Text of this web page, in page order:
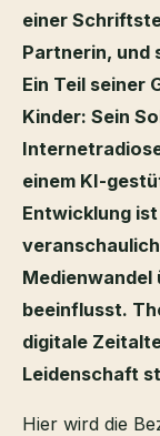
einer
Partnerin, und
Ein Teil seiner
Kinder: Sein
einem KI-
Entwicklung
Medienwandel
beeinflusst.
digitale
Leidenschaft
Hier wird die